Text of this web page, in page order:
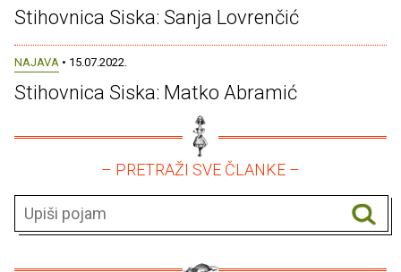
Stihovnica Siska: Sanja Lovrenčić
NAJAVA • 15.07.2022.
Stihovnica Siska: Matko Abramić
– PRETRAŽI SVE ČLANKE –